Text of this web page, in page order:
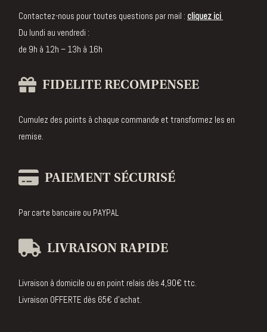
Bougie
Crémant
d'Alsace
Collector
bijou
Contactez-nous pour toutes questions par mail : cliquez ici
Du lundi au vendredi :
de 9h à 12h – 13h à 16h
FIDELITE RECOMPENSEE
Cumulez des points à chaque commande et transformez les en
remise.
PAIEMENT SÉCURISÉ
Par carte bancaire ou PAYPAL
LIVRAISON RAPIDE
Livraison à domicile ou en point relais dès 4,90€ ttc.
Livraison OFFERTE dès 65€ d’achat.